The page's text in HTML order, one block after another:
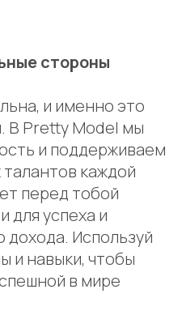
стороны
и именно это
В Pretty Model мы
и поддерживаем
каждой
перед тобой
для успеха и
дохода. Используй
и навыки, чтобы
в мире